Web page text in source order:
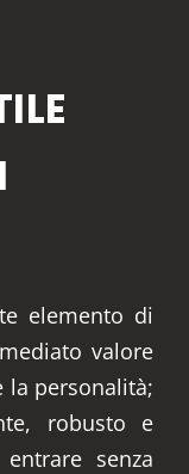
elemento di
valore
la personalità;
robusto e
senza